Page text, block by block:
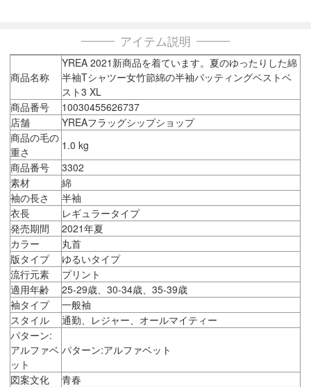
アイテム説明
商品名称
YREA 2021新商品を着ています。夏のゆったりした綿
半袖Tシャツー女竹節綿の半袖パッティングベストベ
スト3 XL
商品番号
10030455626737
店舗
YREAフラッグシップショップ
商品の毛の
重さ
1.0 kg
商品番号
3302
素材
綿
袖の長さ
半袖
衣長
レギュラータイプ
発売期間
2021年夏
カラー
丸首
版タイプ
ゆるいタイプ
流行元素
プリント
適用年齢
25-29歳、30-34歳、35-39歳
袖タイプ
一般袖
スタイル
通勤、レジャー、オールマイティー
パターン:
アルファベ
ット
パターン:アルファベット
図案文化 青春